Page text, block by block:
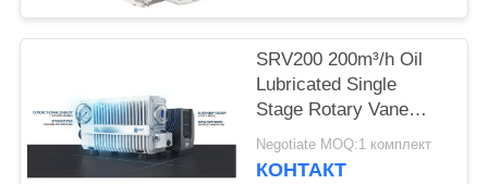
SRV200 200m³/h Oil
Lubricated Single
Stage Rotary Vane
Vacuum Pump for
Industrial Vacuum
Negotiate MOQ:1 комплект
КОНТАКТ